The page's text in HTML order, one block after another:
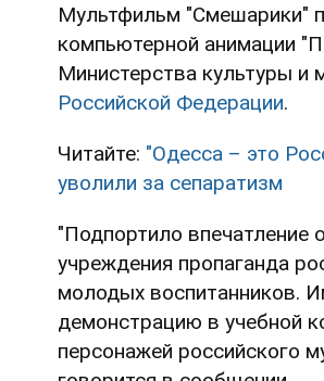
Мультфильм "Смешарики"
компьютерной анимации
Министерства культуры и
Российской Федерации.
Читайте: "Одесса – это
уволили за сепаратизм
"Подпортило впечатление
учреждения пропаганда
молодых воспитанников.
демонстрацию в учебной
персонажей российского